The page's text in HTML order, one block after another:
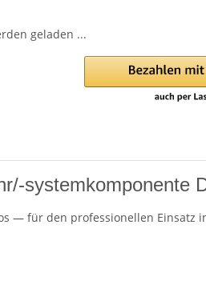
geladen ...
systemkomponente
— für den professionellen Einsatz